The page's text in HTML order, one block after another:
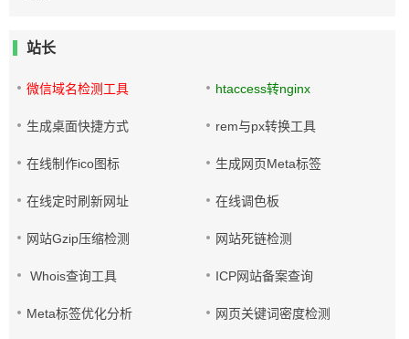
站长
微信域名检测工具 htaccess转nginx
生成桌面快捷方式 rem与px转换工具
在线制作ico图标 生成网页Meta标签
在线定时刷新网址 在线调色板
网站Gzip压缩检测 网站死链检测
Whois查询工具 ICP网站备案查询
Meta标签优化分析 网页关键词密度检测